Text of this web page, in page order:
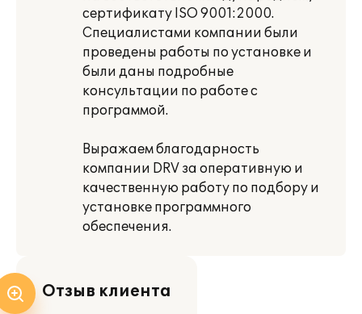
сертификату ISO 9001:2000.
Специалистами компании были
проведены работы по установке и
были даны подробные
консультации по работе с
программой.
Выражаем благодарность
компании DRV за оперативную и
качественную работу по подбору и
установке программного
обеспечения.
Отзыв клиента